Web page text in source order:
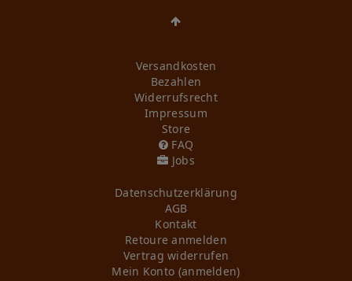
Versandkosten
Bezahlen
Widerrufs­recht
Impressum
Store
FAQ
Jobs
Daten­schutz­erklärung
AGB
Kontakt
Retoure anmelden
Vertrag widerrufen
Mein Konto (anmelden)